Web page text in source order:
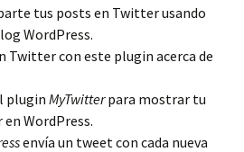
tus posts en Twitter usando
WordPress.
Twitter con este plugin acerca de
plugin MyTwitterpara mostrar tu
WordPress.
envía un tweet con cada nueva